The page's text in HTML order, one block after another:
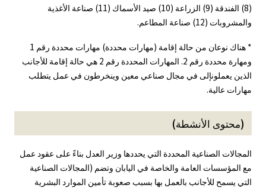
(8) الفندقة (9) الزراعة (10) صيد الأسماك (11) صناعة الأغذية
والمشروبات (12) صناعة المطاعم.
* هناك نوعان من حالة إقامة (مهارات محددة) مهارات محددة رقم 1
ومهارة محددة رقم 2. المهارات المحددة رقم 2 هي حالة إقامة للأجانب
الذين يعملونإلى في مجال صناعي معين وينخرطون في عمل يتطلب
مهارات عالية.
(محتوى الأنشطة)
المجالات الصناعية المحددة التي يحددها وزير العدل بناءً على عقود عمل
مع المؤسسات العامة والخاصة في اليابان وتضم (المجالات الصناعية
التي يسمح للأجانب بالعمل بها بسبب صعوبة تأمين الموارد البشرية